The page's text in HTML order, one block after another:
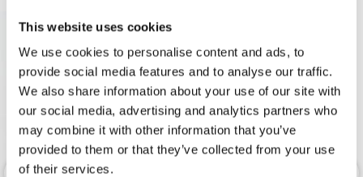
This website uses cookies
We use cookies to personalise content and ads, to
provide social media features and to analyse our traffic.
We also share information about your use of our site with
our social media, advertising and analytics partners who
may combine it with other information that you’ve
provided to them or that they’ve collected from your use
of their services.